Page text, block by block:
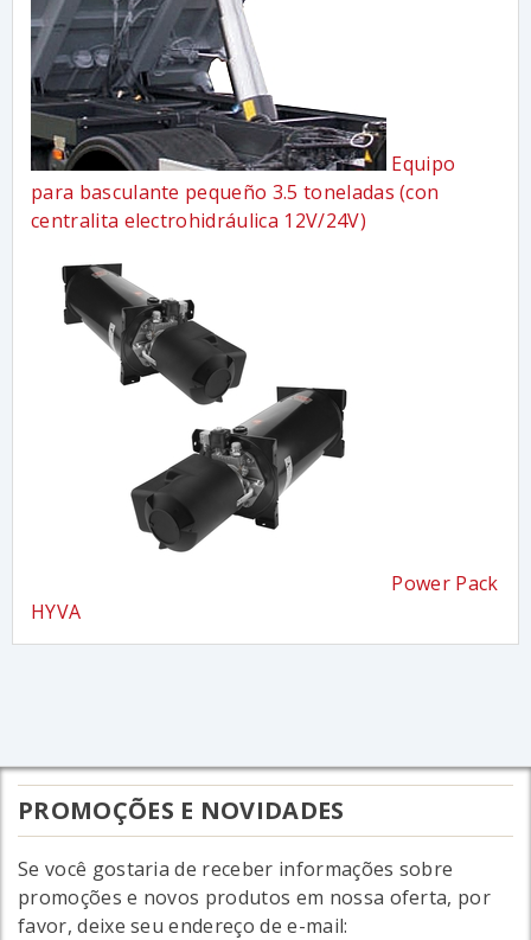
Equipo
para basculante pequeño 3.5 toneladas (con
centralita electrohidráulica 12V/24V)
Power Pack
HYVA
PROMOÇÕES E NOVIDADES
Se você gostaria de receber informações sobre
promoções e novos produtos em nossa oferta, por
favor, deixe seu endereço de e-mail: